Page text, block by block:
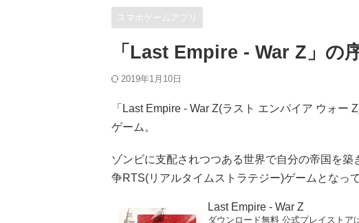
スマホゲームアプリ
「Last Empire - War Z」の
2019年1月10日
「Last Empire - War Z(ラスト エンパイア ウォ
ゲーム。
ゾンビに支配されつつある世界で自分の帝国を
争RTS(リアルタイムストラテジー)ゲームとなって
Last Empire - War Z
ダウンロード無料 公式プレイスト